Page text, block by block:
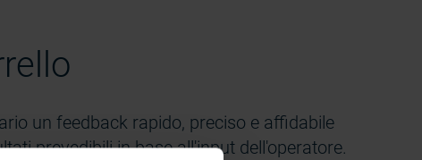
un feedback rapido, preciso e affidabile
prevedibili in base all'input dell'operatore.